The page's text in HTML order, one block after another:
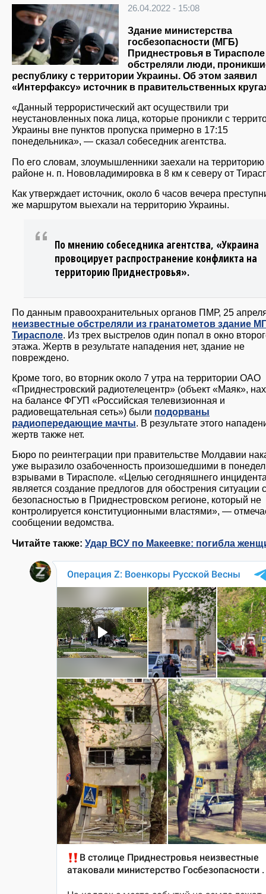
26.04.2022 - 15:08
Здание министерства
госбезопасности (МГБ)
Приднестровья в Тирасполе
обстреляли люди,
республику с территории Украины. Об этом заявил
«Интерфаксу» источник в правительственных
«Данный террористический акт осуществили три
неустановленных пока лица, которые проникли с
Украины вне пунктов пропуска примерно в 17:15
понедельника», — сказал собеседник агентства.
По его словам, злоумышленники заехали на
районе н. п. Нововладимировка в 8 км к северу от
Как утверждает источник, около 6 часов вечера
же маршрутом выехали на территорию Украины.
По мнению собеседника агентства, «Украина
провоцирует распространение конфликта на
территорию Приднестровья».
По данным правоохранительных органов ПМР, 25
неизвестные обстреляли из гранатометов здание
Тирасполе. Из трех выстрелов один попал в окно
этажа. Жертв в результате нападения нет, здание не
повреждено.
Кроме того, во вторник около 7 утра на территории ОАО
«Приднестровский радиотелецентр» (объект «Маяк»,
на балансе ФГУП «Российская телевизионная и
радиовещательная сеть») были подорваны
радиопередающие мачты. В результате этого
жертв также нет.
Бюро по реинтеграции при правительстве Молдавии
уже выразило озабоченность произошедшими в
взрывами в Тирасполе. «Целью сегодняшнего
является создание предлогов для обострения ситуации с
безопасностью в Приднестровском регионе, который не
контролируется конституционными властями», —
сообщении ведомства.
Читайте также: Удар ВСУ по Макеевке: погибла